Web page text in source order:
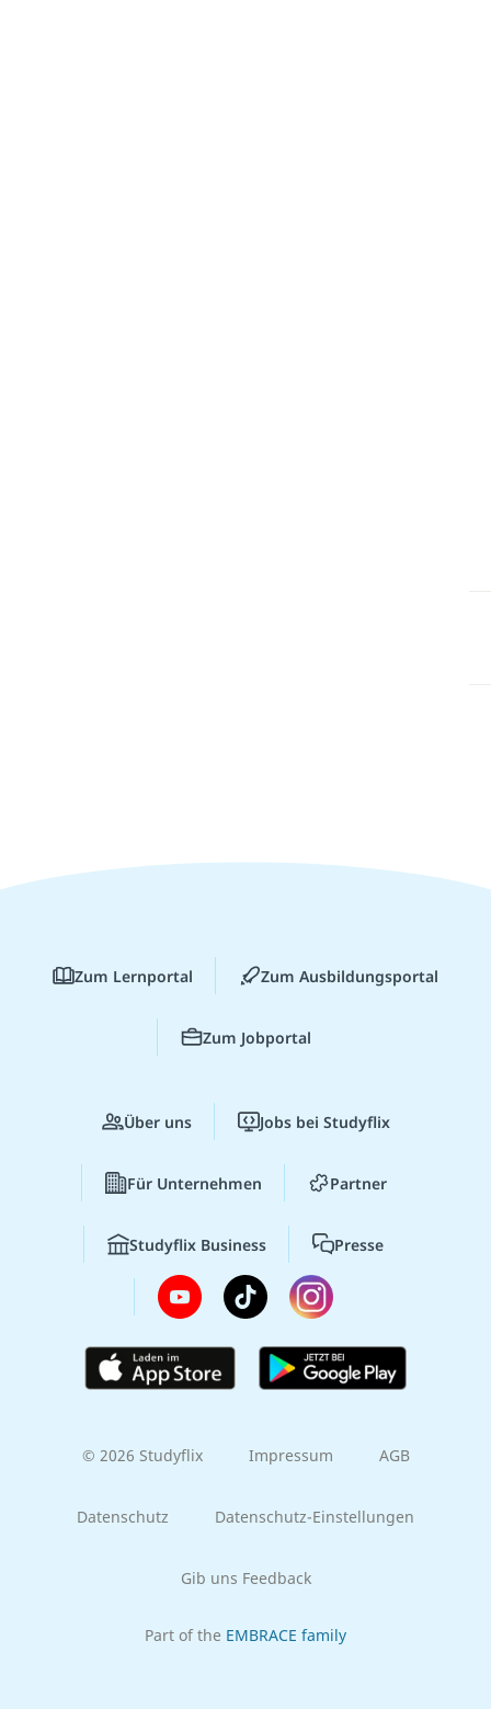
Zum Lernportal Zum Ausbildungsportal
Zum Jobportal
Über uns Jobs bei Studyflix
Für Unternehmen Partner
Studyflix Business Presse
© 2026 Studyflix Impressum AGB
Datenschutz Datenschutz-Einstellungen
Gib uns Feedback
Part of the EMBRACE family